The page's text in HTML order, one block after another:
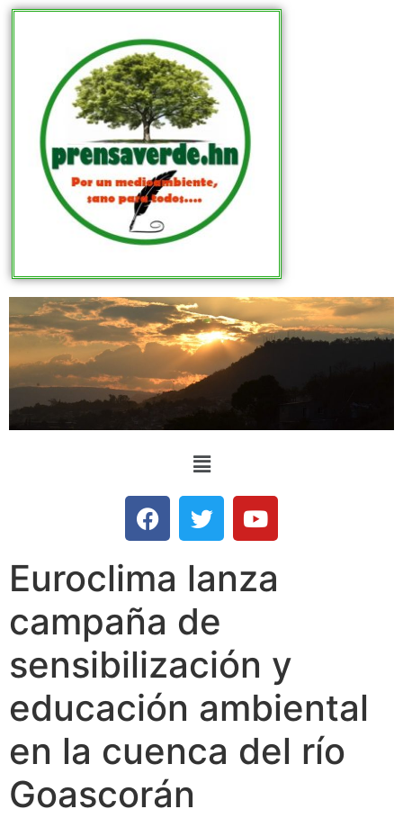
Euroclima lanza
campaña de
sensibilización y
educación ambiental
en la cuenca del río
Goascorán